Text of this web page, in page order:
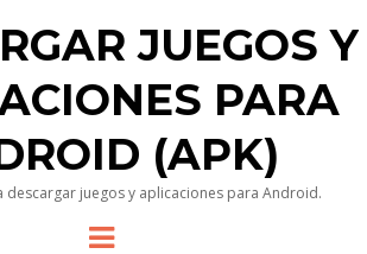
JUEGOS Y
PARA
(APK)
descargar juegos y aplicaciones para Android.
Menu